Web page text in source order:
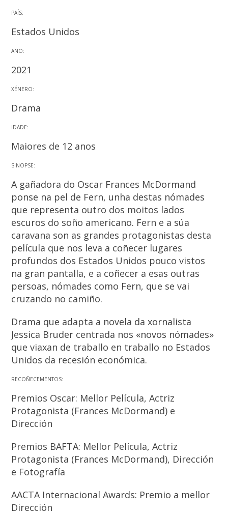
PAÍS:
Estados Unidos
ANO:
2021
XÉNERO:
Drama
IDADE:
Maiores de 12 anos
SINOPSE:
A gañadora do Oscar Frances McDormand
ponse na pel de Fern, unha destas nómades
que representa outro dos moitos lados
escuros do soño americano. Fern e a súa
caravana son as grandes protagonistas desta
película que nos leva a coñecer lugares
profundos dos Estados Unidos pouco vistos
na gran pantalla, e a coñecer a esas outras
persoas, nómades como Fern, que se vai
cruzando no camiño.
Drama que adapta a novela da xornalista
Jessica Bruder centrada nos «novos nómades»
que viaxan de traballo en traballo no Estados
Unidos da recesión económica.
RECOÑECEMENTOS:
Premios Oscar: Mellor Película, Actriz
Protagonista (Frances McDormand) e
Dirección
Premios BAFTA: Mellor Película, Actriz
Protagonista (Frances McDormand), Dirección
e Fotografía
AACTA Internacional Awards: Premio a mellor
Dirección